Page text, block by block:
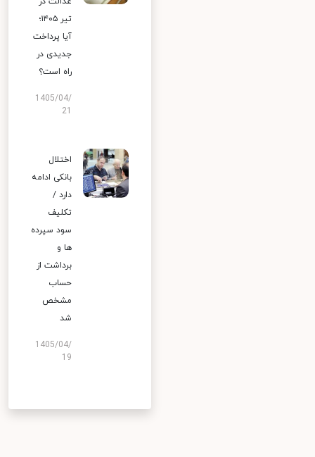
تیر ۱۴۰۵؛
آیا پرداخت
جدیدی در
راه است؟
1405/04/
اختلال
بانکی ادامه
دارد /
تکلیف
سود سپرده
ها و
برداشت از
حساب
مشخص
شد
1405/04/
19